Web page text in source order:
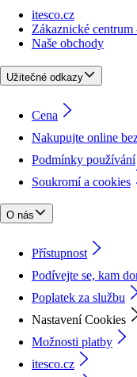
itesco.cz
Zákaznické
Naše obchody
Užitečné odkazy
Cena
Nakupujte online
Podmínky používání
Soukromí a cookies
O nás
Přístupnost
Podívejte se, kam
Poplatek za službu
Nastavení Cookies
Možnosti platby
itesco.cz